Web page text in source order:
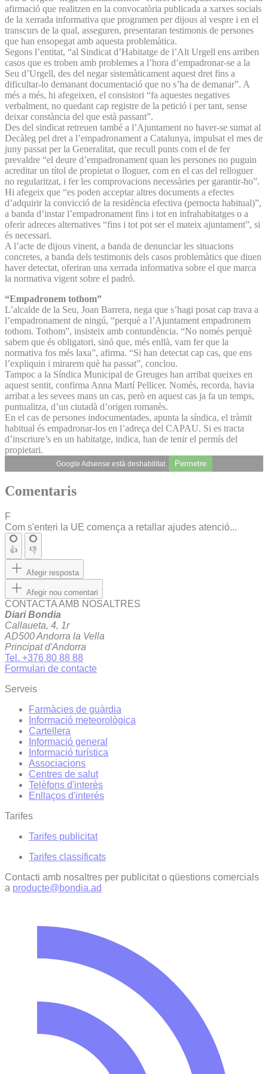
afirmació que realitzen en la convocatòria publicada a xarxes socials
de la xerrada informativa que programen per dijous al vespre i en el
transcurs de la qual, asseguren, presentaran testimonis de persones
que han ensopegat amb aquesta problemàtica.
Segons l’entitat, “al Sindicat d’Habitatge de l’Alt Urgell ens arriben
casos que es troben amb problemes a l’hora d’empadronar-se a la
Seu d’Urgell, des del negar sistemàticament aquest dret fins a
dificultar-lo demanant documentació que no s’ha de demanar”. A
més a més, hi afegeixen, el consistori “fa aquestes negatives
verbalment, no quedant cap registre de la petició i per tant, sense
deixar constància del que està passant”.
Des del sindicat retreuen també a l’Ajuntament no haver-se sumat al
Decàleg pel dret a l’empadronament a Catalunya, impulsat el mes de
juny passat per la Generalitat, que recull punts com el de fer
prevaldre “el deure d’empadronament quan les persones no puguin
acreditar un títol de propietat o lloguer, com en el cas del relloguer
no regularitzat, i fer les comprovacions necessàries per garantir-ho”.
Hi afegeix que “es poden acceptar altres documents a efectes
d’adquirir la convicció de la residència efectiva (pernocta habitual)”,
a banda d’instar l’empadronament fins i tot en infrahabitatges o a
oferir adreces alternatives “fins i tot pot ser el mateix ajuntament”, si
és necessari.
A l’acte de dijous vinent, a banda de denunciar les situacions
concretes, a banda dels testimonis dels casos problemàtics que diuen
haver detectat, oferiran una xerrada informativa sobre el que marca
la normativa vigent sobre el padró.
“Empadronem tothom”
L’alcalde de la Seu, Joan Barrera, nega que s’hagi posat cap trava a
l’empadronament de ningú, “perquè a l’Ajuntament empadronem
tothom. Tothom”, insisteix amb contundència. “No només perquè
sabem que és obligatori, sinó que, més enllà, vam fer que la
normativa fos més laxa”, afirma. “Si han detectat cap cas, que ens
l’expliquin i mirarem què ha passat”, conclou.
Tampoc a la Síndica Municipal de Greuges han arribat queixes en
aquest sentit, confirma Anna Martí Pellicer. Només, recorda, havia
arribat a les sevees mans un cas, però en aquest cas ja fa un temps,
puntualitza, d’un ciutadà d’origen romanès.
En el cas de persones indocumentades, apunta la síndica, el tràmit
habitual és empadronar-los en l’adreça del CAPAU. Si es tracta
d’inscriure’s en un habitatge, indica, han de tenir el permís del
propietari.
Google Adsense està deshabilitat. Permetre
Comentaris
F
Com s'enteri la UE comença a retallar ajudes atenció...
👍 👎
Afegir resposta
Afegir nou comentari
CONTACTA AMB NOSALTRES
Diari Bondia
Callaueta, 4, 1r
AD500 Andorra la Vella
Principat d'Andorra
Tel. +376 80 88 88
Formulari de contacte
Serveis
Farmàcies de guàrdia
Informació meteorològica
Cartellera
Informació general
Informació turística
Associacions
Centres de salut
Telèfons d'interès
Enllaços d'interés
Tarifes
Tarifes publicitat
Tarifes classificats
Contacti amb nosaltres per publicitat o qüestions comercials
a producte@bondia.ad